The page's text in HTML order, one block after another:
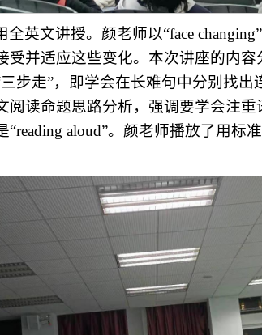
英文讲授。颜老师以“face
受并适应这些变化。本次讲座的内
步走”，即学会在长难句中分别找
阅读命题思路分析，强调要学会注
“reading aloud”。颜老师播放了用标